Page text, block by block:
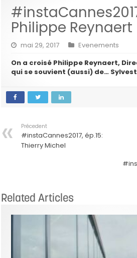
Philippe Reynaert
mai 29, 2017
Evenements
On a croisé Philippe Reynaert,
qui se souvient (aussi) de…
Précedent
#instaCannes2017, ép.15:
Thierry Michel
Related Articles